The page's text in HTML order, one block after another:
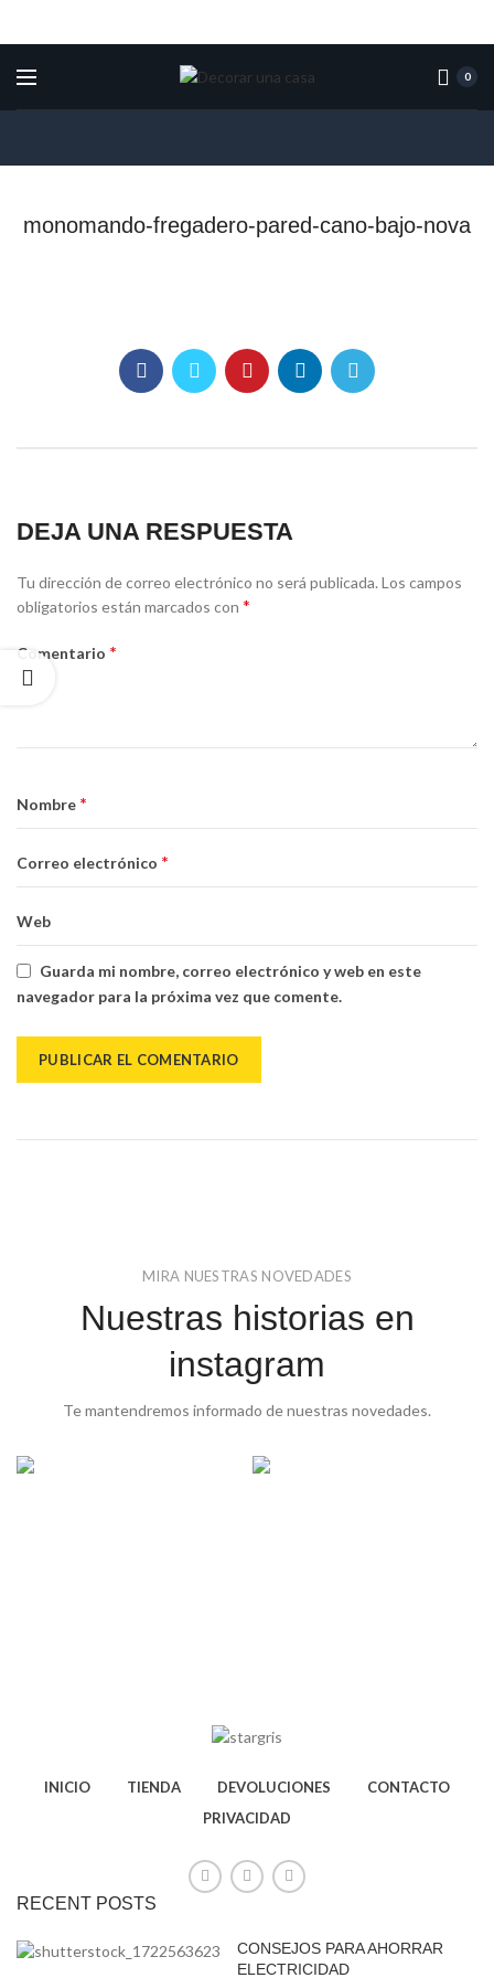
0
monomando-fregadero-pared-cano-bajo-nova
DEJA UNA RESPUESTA
Tu dirección de correo electrónico no será publicada.Los campos
obligatorios están marcados con *
Comentario *
Nombre *
Correo electrónico *
Web
Guarda mi nombre, correo electrónico y web en este
navegador para la próxima vez que comente.
MIRA NUESTRAS NOVEDADES
Nuestras historias en
instagram
Te mantendremos informado de nuestras novedades.
INICIO TIENDA DEVOLUCIONES
CONTACTO
PRIVACIDAD
RECENT POSTS
CONSEJOS PARA AHORRAR
ELECTRICIDAD